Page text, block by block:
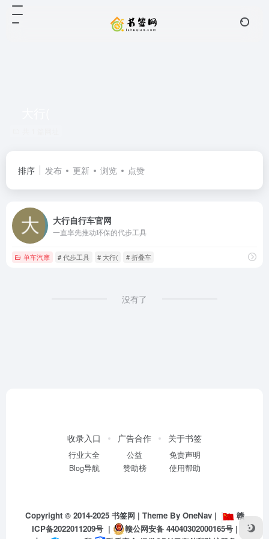
排序 发布 更新 浏览 点赞
大行自行车官网
一直率先推动环保的代步工具
单车汽摩 # 代步工具 # 大行( # 折叠车
没有了
收录入口
行业大全
Blog导航
广告合作
公益
赞助榜
关于书签
免责声明
使用帮助
Copyright © 2014-2025 书签网 | Theme By OneNav|
赣
ICP备2022011209号| 赣公网安备 44040302000165号|